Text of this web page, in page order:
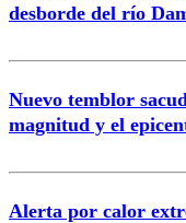
desborde del río
Nuevo temblor
magnitud y el
Alerta por calor